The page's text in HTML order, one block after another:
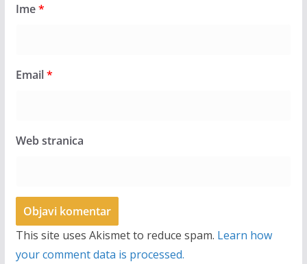
Ime*
Email*
Web stranica
This site uses Akismet to reduce spam. Learn how
your comment data is processed.